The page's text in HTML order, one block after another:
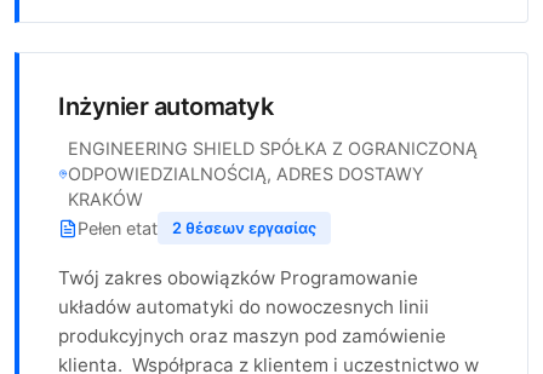
Inżynier automatyk
ENGINEERING SHIELD SPÓŁKA Z OGRANICZONĄ
ODPOWIEDZIALNOŚCIĄ, ADRES DOSTAWY
KRAKÓW
Pełen etat
2 θέσεων εργασίας
Twój zakres obowiązków Programowanie
układów automatyki do nowoczesnych linii
produkcyjnych oraz maszyn pod zamówienie
klienta. Współpraca z klientem i uczestnictwo w